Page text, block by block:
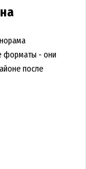
форматы - они
после